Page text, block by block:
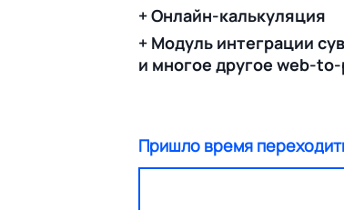
+ Онлайн-калькуляция
+ Модуль интеграции
и многое другое web-
Пришло время